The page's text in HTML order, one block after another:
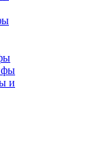
и